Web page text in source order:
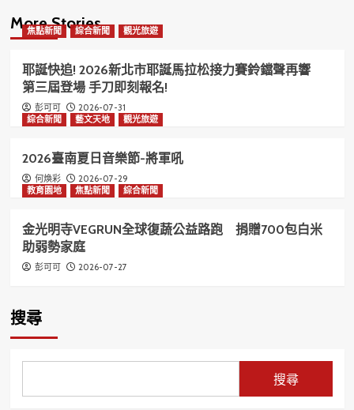
More Stories
焦點新聞 綜合新聞 觀光旅遊
耶誕快追! 2026新北市耶誕馬拉松接力賽鈴鐺聲再響
第三屆登場 手刀即刻報名!
彭可可
2026-07-31
綜合新聞
藝文天地 觀光旅遊
2026臺南夏日音樂節-將軍吼
何煥彩
2026-07-29
教育園地
焦點新聞 綜合新聞
金光明寺VEGRUN全球復蔬公益路跑 捐贈700包白米
助弱勢家庭
彭可可 2026-07-27
搜尋
搜尋